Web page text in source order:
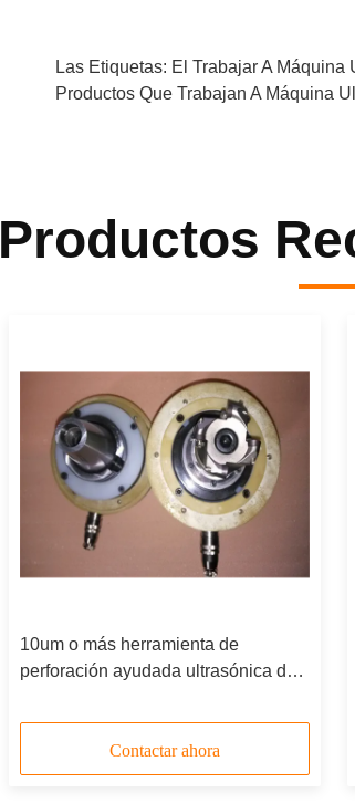
Las Etiquetas: El Trabajar A Máquina
Productos Que Trabajan A Máquina
Productos
10um o más herramienta de
perforación ayudada ultrasónica de
resonancia 1000 vatios con el
conector BT40Contactar ahora